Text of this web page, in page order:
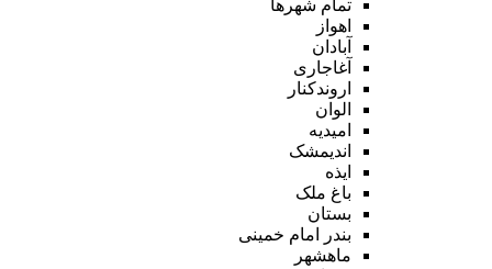
تمام شهر‌ها
اهواز
آبادان
آغاجاری
اروندکنار
الوان
امیدیه
اندیمشک
ایذه
باغ ملک
بستان
بندر امام خمینی
ماهشهر